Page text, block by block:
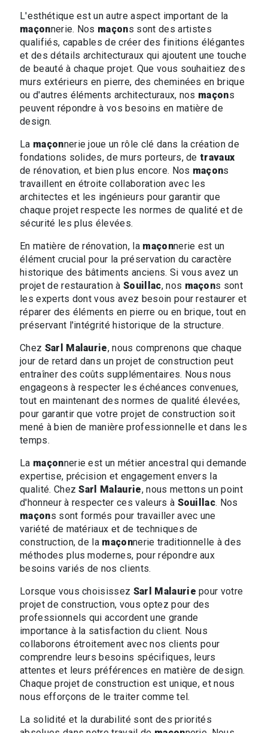
L'esthétique est un autre aspect important de la
maçonnerie. Nos maçons sont des artistes
qualifiés, capables de créer des finitions élégantes
et des détails architecturaux qui ajoutent une touche
de beauté à chaque projet. Que vous souhaitiez des
murs extérieurs en pierre, des cheminées en brique
ou d'autres éléments architecturaux, nos maçons
peuvent répondre à vos besoins en matière de
design.
La maçonnerie joue un rôle clé dans la création de
fondations solides, de murs porteurs, de travaux
de rénovation, et bien plus encore. Nos maçons
travaillent en étroite collaboration avec les
architectes et les ingénieurs pour garantir que
chaque projet respecte les normes de qualité et de
sécurité les plus élevées.
En matière de rénovation, la maçonnerie est un
élément crucial pour la préservation du caractère
historique des bâtiments anciens. Si vous avez un
projet de restauration àSouillac, nos maçons sont
les experts dont vous avez besoin pour restaurer et
réparer des éléments en pierre ou en brique, tout en
préservant l'intégrité historique de la structure.
Chez Sarl Malaurie, nous comprenons que chaque
jour de retard dans un projet de construction peut
entraîner des coûts supplémentaires. Nous nous
engageons à respecter les échéances convenues,
tout en maintenant des normes de qualité élevées,
pour garantir que votre projet de construction soit
mené à bien de manière professionnelle et dans les
temps.
La maçonnerie est un métier ancestral qui demande
expertise, précision et engagement envers la
qualité. ChezSarl Malaurie, nous mettons un point
d'honneur à respecter ces valeurs à Souillac. Nos
maçons sont formés pour travailler avec une
variété de matériaux et de techniques de
construction, de la maçonnerie traditionnelle à des
méthodes plus modernes, pour répondre aux
besoins variés de nos clients.
Lorsque vous choisissez Sarl Malaurie pour votre
projet de construction, vous optez pour des
professionnels qui accordent une grande
importance à la satisfaction du client. Nous
collaborons étroitement avec nos clients pour
comprendre leurs besoins spécifiques, leurs
attentes et leurs préférences en matière de design.
Chaque projet de construction est unique, et nous
nous efforçons de le traiter comme tel.
La solidité et la durabilité sont des priorités